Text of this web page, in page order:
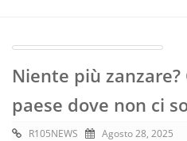
Niente più zanzare?
paese dove non ci
R105NEWS Agosto 28, 2025